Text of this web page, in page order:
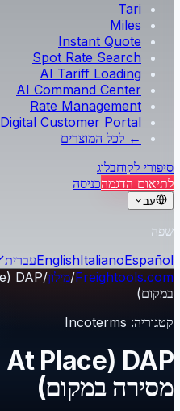
Tari
Miles
Instant Quote
Spot Rate Search
AI Tariff Loading
AI Command Center
Rate Management
Digital Customer Portal
← לכל המוצרים
סיפורי לקוחבלוג
לתיאום הדגמהכניסה
עב
שפה
EnglishItalianoEspañol עברית
Freightools.com
/מילון/
במקום)
קטגוריה:
Incoterms
מסירה במקום)